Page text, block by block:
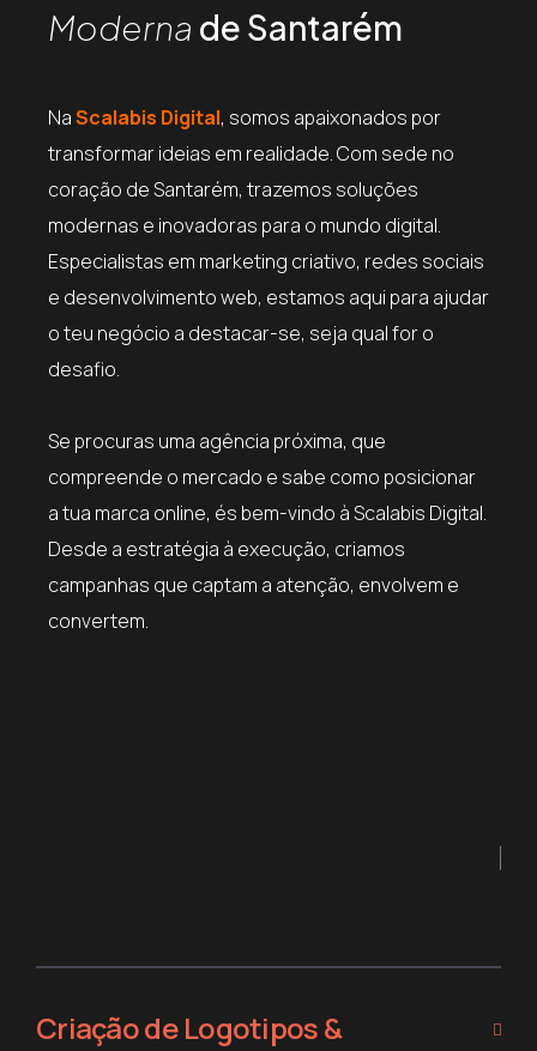
Moderna de Santarém
NaScalabis Digital, somos apaixonados por
transformar ideias em realidade. Com sede no
coração de Santarém, trazemos soluções
modernas e inovadoras para o mundo digital.
Especialistas em marketing criativo, redes sociais
e desenvolvimento web, estamos aqui para ajudar
o teu negócio a destacar-se, seja qual for o
desafio.
Se procuras uma agência próxima, que
compreende o mercado e sabe como posicionar
a tua marca online, és bem-vindo à Scalabis Digital.
Desde a estratégia à execução, criamos
campanhas que captam a atenção, envolvem e
convertem.
Criação de Logotipos &